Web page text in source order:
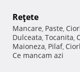
Reţete
Mancare, Paste,
Dulceata, Tocanita,
Maioneza, Pilaf,
Ce mancam azi